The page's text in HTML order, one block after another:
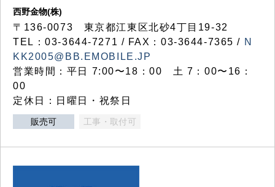
西野金物(株)
〒136-0073 東京都江東区北砂4丁目19-32
TEL：03‐3644‐7271 / FAX：03-3644-7365 / N
KK2005@BB.EMOBILE.JP
営業時間：平日 7:00〜18：00 土 7：00〜16：
00
定休日：日曜日・祝祭日
販売可 工事・取付可